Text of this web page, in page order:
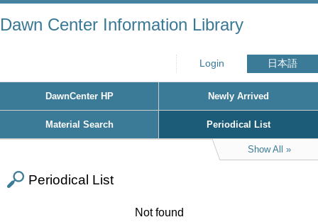
Dawn Center Information Library
Login 日本語
DawnCenter HP Newly Arrived
Material Search Periodical List
Show All
Periodical List
Not found